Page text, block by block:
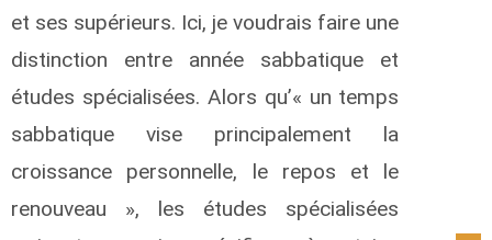
et ses supérieurs. Ici, je voudrais faire une
distinction entre année sabbatique et
études spécialisées. Alors qu’« un temps
sabbatique vise principalement la
croissance personnelle, le repos et le
renouveau », les études spécialisées